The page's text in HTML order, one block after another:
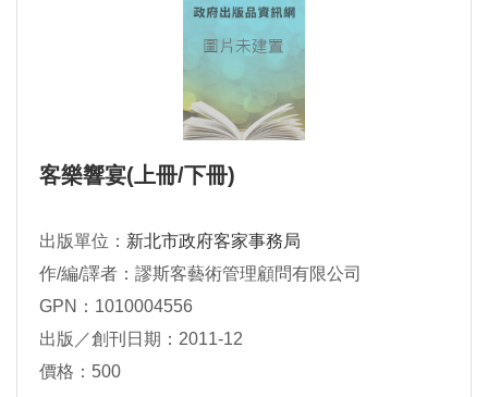
客樂響宴(上冊/下冊)
出版單位： 新北市政府客家事務局
作/編/譯者：謬斯客藝術管理顧問有限公司
GPN：1010004556
出版／創刊日期：2011-12
價格：500